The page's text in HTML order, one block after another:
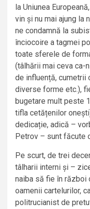
la Uniunea
vin și nu mai ajung la
ne condamnă la
înciocoire a tagmei
toate sferele de
(tâlhării mai ceva ca-
de influență, cumetrii
diverse forme etc.),
bugetare mult peste
tifla cetățenilor
dedicație, adică –
Petrov – sunt făcute
Pe scurt, de trei
tâlharii interni și –
naiba să fie în război
oamenii cartelurilor,
politrucianist de